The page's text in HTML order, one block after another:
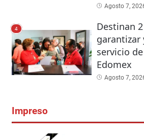
Agosto 7,
4
Destinan
garantizar
servicio
Edomex
Agosto 7,
Impreso